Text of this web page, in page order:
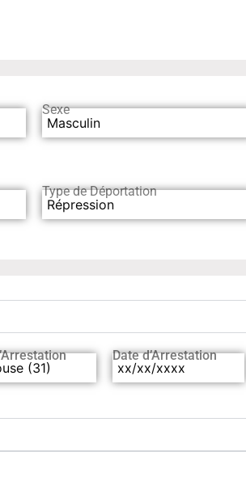
Sexe
Masculin
Type de Déportation
Répression
(31)
Date d’Arrestation
xx/xx/xxxx